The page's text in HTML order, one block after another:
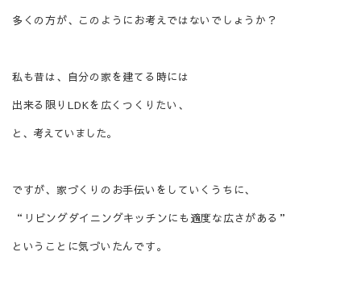
多くの方が、このようにお考えではないでしょうか？
私も昔は、自分の家を建てる時には
出来る限りLDKを広くつくりたい、
と、考えていました。
ですが、家づくりのお手伝いをしていくうちに、
“リビングダイニングキッチンにも適度な広さがある”
ということに気づいたんです。